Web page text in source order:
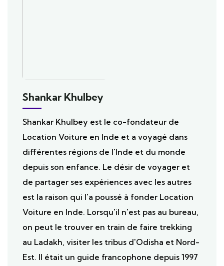
Shankar Khulbey
Shankar Khulbey est le co-fondateur de
Location Voiture en Inde et a voyagé dans
différentes régions de l'Inde et du monde
depuis son enfance. Le désir de voyager et
de partager ses expériences avec les autres
est la raison qui l'a poussé à fonder Location
Voiture en Inde. Lorsqu'il n'est pas au bureau,
on peut le trouver en train de faire trekking
au Ladakh, visiter les tribus d'Odisha et Nord-
Est. Il était un guide francophone depuis 1997